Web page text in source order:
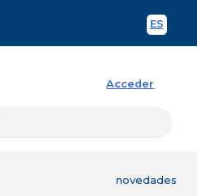
ES
Acceder
novedades